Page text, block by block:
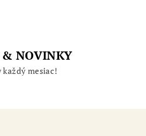
NOVINKY
mesiac!